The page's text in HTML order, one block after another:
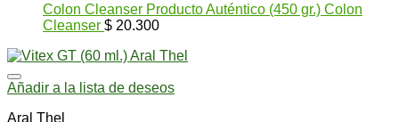
Colon Cleanser Producto Auténtico (450 gr.) Colon
Cleanser $ 20.300
Añadir a la lista de deseos
Aral Thel